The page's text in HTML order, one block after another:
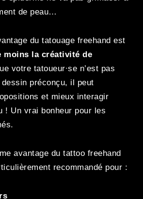
de peau…
du tatouage freehand est
moins la créativité de
votre tatoueur∙se n’est pas
préconçu, il peut
et mieux interagir
! Un vrai bonheur pour les
avantage du tattoo freehand
recommandé pour :